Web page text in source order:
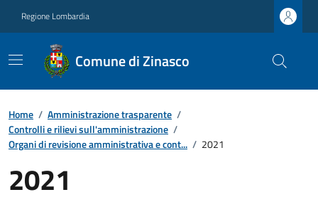
Regione Lombardia
Comune di Zinasco
Home / Amministrazione trasparente /
Controlli e rilievi sull'amministrazione /
Organi di revisione amministrativa e cont... / 2021
2021